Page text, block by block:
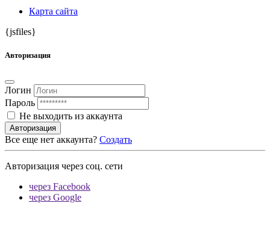
Карта сайта
{jsfiles}
Авторизация
Логин
Пароль
Не выходить из аккаунта
Авторизация
Все еще нет аккаунта? Создать
Авторизация через соц. сети
через Facebook
через Google